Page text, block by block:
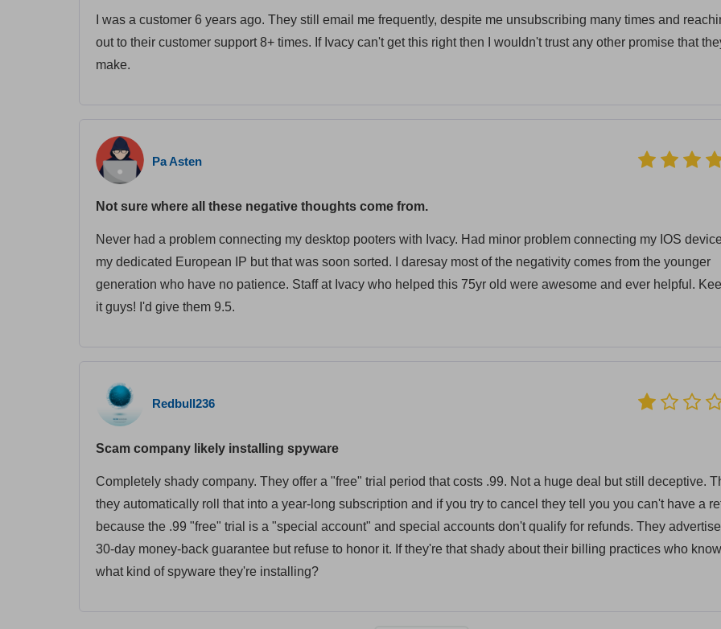
I was a customer 6 years ago. They still email me frequently, despite me unsubscribing many times and
out to their customer support 8+ times. If Ivacy can't get this right then I wouldn't trust any other promise that
make.
Pa Asten
Not sure where all these negative thoughts come from.
Never had a problem connecting my desktop pooters with Ivacy. Had minor problem connecting my IOS
my dedicated European IP but that was soon sorted. I daresay most of the negativity comes from the younger
generation who have no patience. Staff at Ivacy who helped this 75yr old were awesome and ever helpful.
it guys! I'd give them 9.5.
Redbull236
Scam company likely installing spyware
Completely shady company. They offer a "free" trial period that costs .99. Not a huge deal but still deceptive.
they automatically roll that into a year-long subscription and if you try to cancel they tell you you can't have a
because the .99 "free" trial is a "special account" and special accounts don't qualify for refunds. They
30-day money-back guarantee but refuse to honor it. If they're that shady about their billing practices who
what kind of spyware they're installing?